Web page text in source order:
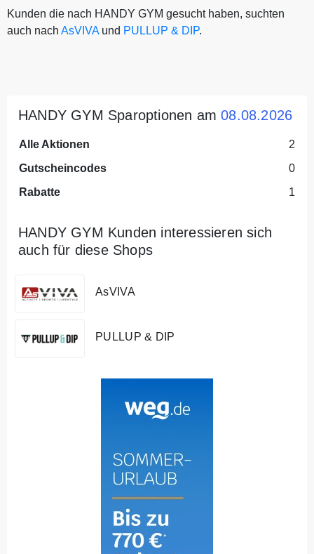
Kunden die nach HANDY GYM gesucht haben, suchten
auch nach AsVIVAund PULLUP & DIP.
HANDY GYM Sparoptionen am08.08.2026
Alle Aktionen
2
Gutscheincodes
0
Rabatte
1
HANDY GYM Kunden interessieren sich
auch für diese Shops
AsVIVA
PULLUP & DIP